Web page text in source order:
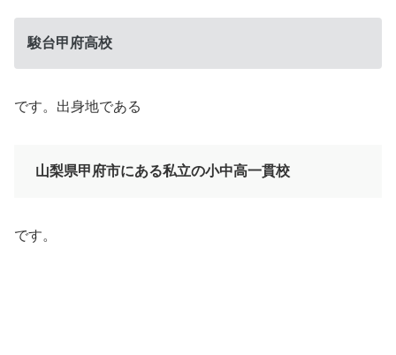
駿台甲府高校
です。出身地である
山梨県甲府市にある私立の小中高一貫校
です。